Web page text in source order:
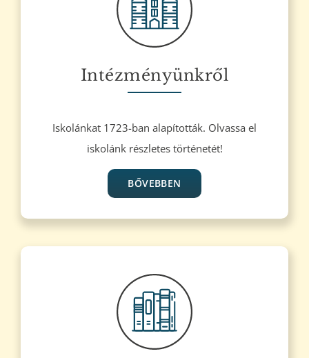
Intézményünkről
Iskolánkat 1723-ban alapították. Olvassa el
iskolánk részletes történetét!
BŐVEBBEN